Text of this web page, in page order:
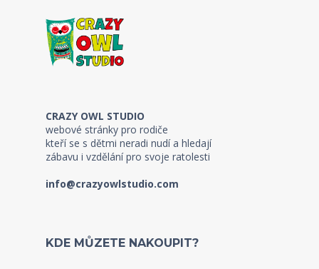
CRAZY OWL STUDIO
webové stránky pro rodiče
kteří se s dětmi neradi nudí a hledají
zábavu i vzdělání pro svoje ratolesti
info@crazyowlstudio.com
KDE MŮZETE NAKOUPIT?